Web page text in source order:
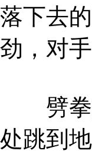
落下去
劲，对
劈拳打
处跳到